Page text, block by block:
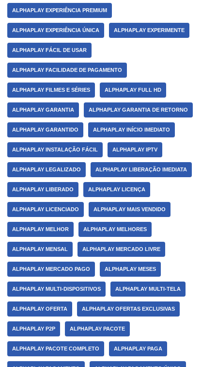
ALPHAPLAY EXPERIÊNCIA PREMIUM
ALPHAPLAY EXPERIÊNCIA ÚNICA ALPHAPLAY EXPERIMENTE
ALPHAPLAY FÁCIL DE USAR
ALPHAPLAY FACILIDADE DE PAGAMENTO
ALPHAPLAY FILMES E SÉRIES ALPHAPLAY FULL HD
ALPHAPLAY GARANTIA ALPHAPLAY GARANTIA DE RETORNO
ALPHAPLAY GARANTIDO ALPHAPLAY INÍCIO IMEDIATO
ALPHAPLAY INSTALAÇÃO FÁCIL ALPHAPLAY IPTV
ALPHAPLAY LEGALIZADO ALPHAPLAY LIBERAÇÃO IMEDIATA
ALPHAPLAY LIBERADO ALPHAPLAY LICENÇA
ALPHAPLAY LICENCIADO ALPHAPLAY MAIS VENDIDO
ALPHAPLAY MELHOR ALPHAPLAY MELHORES
ALPHAPLAY MENSAL ALPHAPLAY MERCADO LIVRE
ALPHAPLAY MERCADO PAGO ALPHAPLAY MESES
ALPHAPLAY MULTI-DISPOSITIVOS ALPHAPLAY MULTI-TELA
ALPHAPLAY OFERTA ALPHAPLAY OFERTAS EXCLUSIVAS
ALPHAPLAY P2P ALPHAPLAY PACOTE
ALPHAPLAY PACOTE COMPLETO ALPHAPLAY PAGA